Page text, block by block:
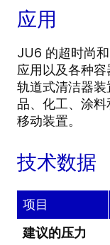
应用
JU6 的超时尚
应用以及各种
轨道式清洁器
品、化工、涂
移动装置。
技术数据
项目
建议的压力